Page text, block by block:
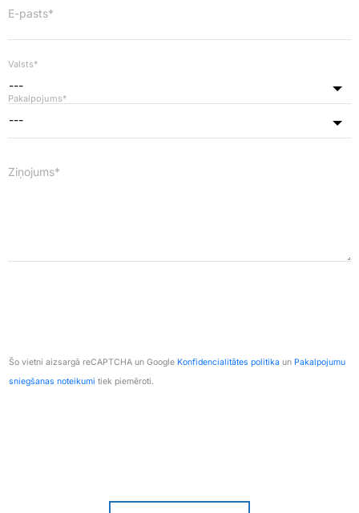
E-pasts*
---
Valsts*
---
Pakalpojums*
Ziņojums*
Šo vietni aizsargā reCAPTCHA un Google Konfidencialitātes politika un Pakalpojumu
sniegšanas noteikumi tiek piemēroti.